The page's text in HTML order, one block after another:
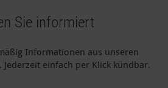
Sie informiert
Informationen aus unseren
einfach per Klick kündbar.